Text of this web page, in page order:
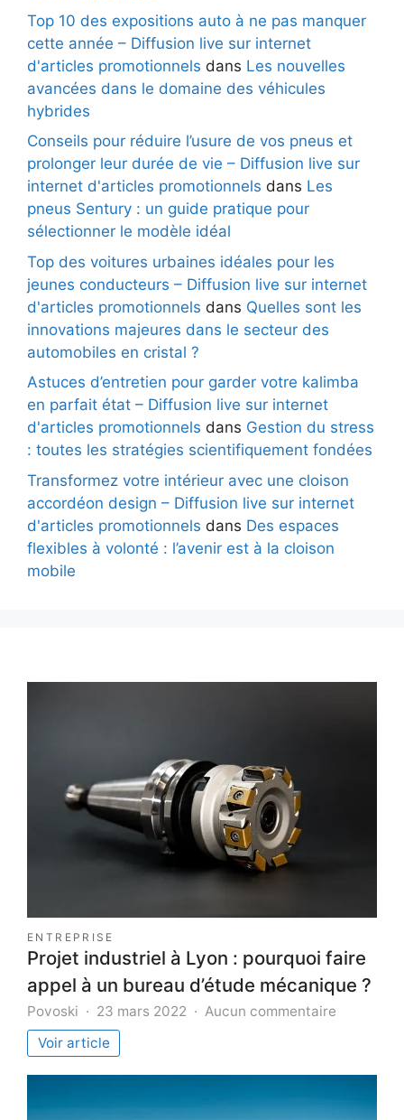
Top 10 des expositions auto à ne pas manquer
cette année – Diffusion live sur internet
d'articles promotionnels dans Les nouvelles
avancées dans le domaine des véhicules
hybrides
Conseils pour réduire l’usure de vos pneus et
prolonger leur durée de vie – Diffusion live sur
internet d'articles promotionnels dans Les
pneus Sentury : un guide pratique pour
sélectionner le modèle idéal
Top des voitures urbaines idéales pour les
jeunes conducteurs – Diffusion live sur internet
d'articles promotionnels dans Quelles sont les
innovations majeures dans le secteur des
automobiles en cristal ?
Astuces d’entretien pour garder votre kalimba
en parfait état – Diffusion live sur internet
d'articles promotionnels dans Gestion du stress
: toutes les stratégies scientifiquement fondées
Transformez votre intérieur avec une cloison
accordéon design – Diffusion live sur internet
d'articles promotionnels dans Des espaces
flexibles à volonté : l’avenir est à la cloison
mobile
ENTREPRISE
Projet industriel à Lyon : pourquoi faire
appel à un bureau d’étude mécanique ?
Povoski 23 mars 2022 Aucun commentaire
:
Voir article